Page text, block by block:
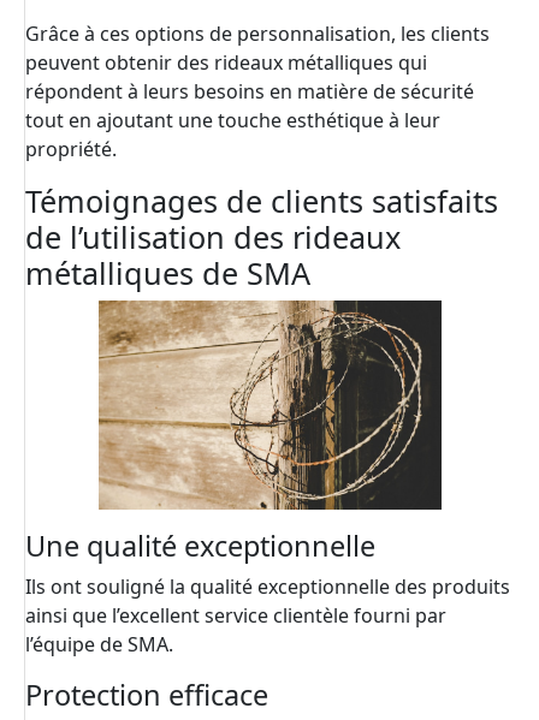
Grâce à ces options de personnalisation, les clients
peuvent obtenir des rideaux métalliques qui
répondent à leurs besoins en matière de sécurité
tout en ajoutant une touche esthétique à leur
propriété.
Témoignages de clients satisfaits
de l’utilisation des rideaux
métalliques de SMA
Une qualité exceptionnelle
Ils ont souligné la qualité exceptionnelle des produits
ainsi que l’excellent service clientèle fourni par
l’équipe de SMA.
Protection efficace